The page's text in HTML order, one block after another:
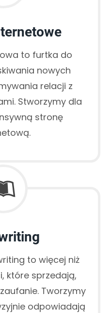
to furtka do
nowych
relacji z
Stworzymy dla
stronę
to więcej niż
które sprzedają,
Tworzymy
odpowiadają